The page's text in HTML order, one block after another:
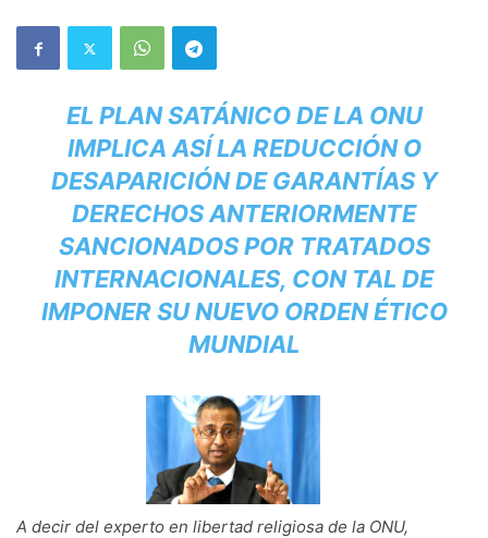
EL PLAN SATÁNICO DE LA ONU
IMPLICA ASÍ LA REDUCCIÓN O
DESAPARICIÓN DE GARANTÍAS Y
DERECHOS ANTERIORMENTE
SANCIONADOS POR TRATADOS
INTERNACIONALES, CON TAL DE
IMPONER SU NUEVO ORDEN ÉTICO
MUNDIAL
A decir del experto en libertad religiosa de la ONU,